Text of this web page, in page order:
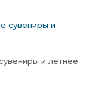
и летнее